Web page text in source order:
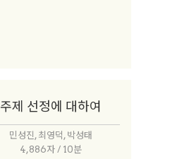
주제 선정에 대하여
민성진, 최영덕, 박성태
4,886자 / 10분